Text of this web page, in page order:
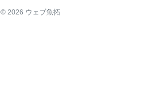
© 2026 ウェブ魚拓